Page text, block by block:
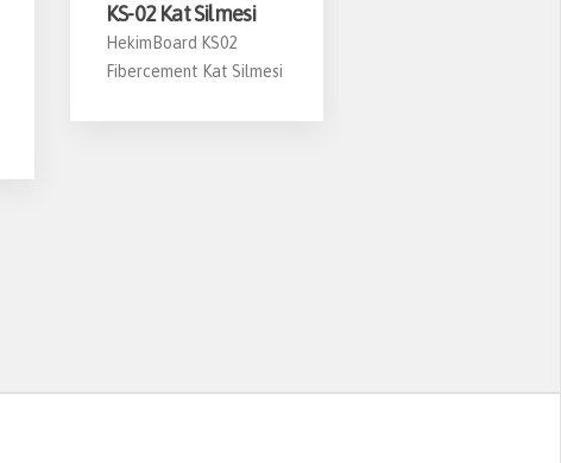
KS-02 Kat Silmesi
HekimBoard KS02
Fibercement Kat Silmesi